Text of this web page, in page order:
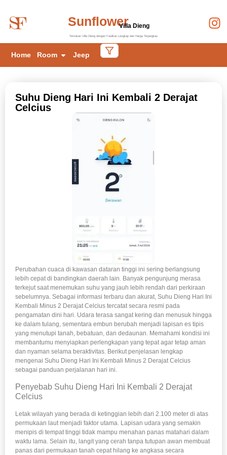
SunflowerVilla Dieng
Temukan Villa Dieng dengan Fasilitas Lengkap dan Harga Terjangkau
Home Room Jeep
Suhu Dieng Hari Ini Kembali 2 Derajat
Celcius
Perubahan cuaca di kawasan dataran tinggi ini sering berlangsung
lebih cepat di bandingkan daerah lain. Banyak pengunjung merasa
terkejut saat menemukan suhu yang jauh lebih rendah dari perkiraan
sebelumnya. Sebagai informasi terbaru dan akurat, Suhu Dieng Hari Ini
Kembali Minus 2 Derajat Celcius tercatat secara resmi pada
pengamatan dini hari. Udara terasa sangat kering dan menusuk hingga
ke dalam tulang, sementara embun berubah menjadi lapisan es tipis
yang menutupi tanah, bebatuan, dan dedaunan. Memahami kondisi ini
membantumu menyiapkan perlengkapan yang tepat agar tetap aman
dan nyaman selama beraktivitas. Berikut penjelasan lengkap
mengenai Suhu Dieng Hari Ini Kembali Minus 2 Derajat Celcius
sebagai panduan perjalanan hari ini.
Penyebab Suhu Dieng Hari Ini Kembali 2 Derajat
Celcius
Letak wilayah yang berada di ketinggian lebih dari 2.100 meter di atas
permukaan laut menjadi faktor utama. Lapisan udara yang semakin
menipis di tempat tinggi tidak mampu menahan panas matahari dalam
waktu lama. Selain itu, langit yang cerah tanpa tutupan awan membuat
panas dari permukaan tanah cepat hilang ke angkasa secara